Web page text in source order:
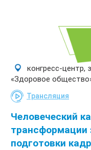
конгресс-центр,
«Здоровое
Трансляция
Человеческий
трансформации
подготовки